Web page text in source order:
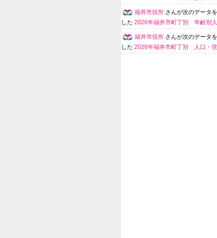
福井市役所 さんが次のデータ
した 2026年福井市町丁別 年齢別
福井市役所 さんが次のデータ
した 2026年福井市町丁別 人口・